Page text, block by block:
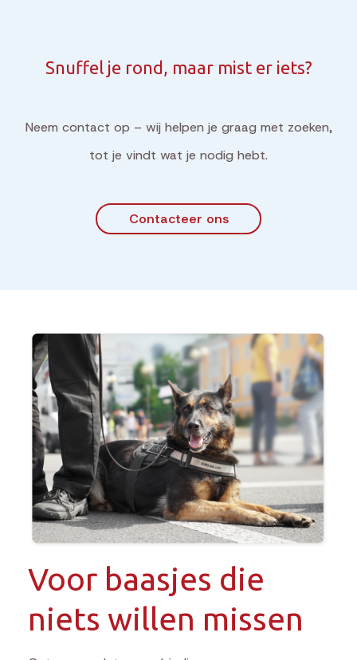
Snuffel je rond, maar mist er iets?
Neem contact op – wij helpen je graag met zoeken,
tot je vindt wat je nodig hebt.
Contacteer ons
Voor baasjes die
niets willen missen